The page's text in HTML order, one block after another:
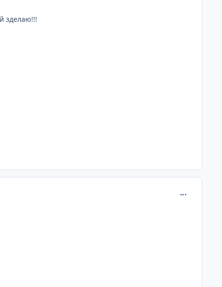
зделаю!!!